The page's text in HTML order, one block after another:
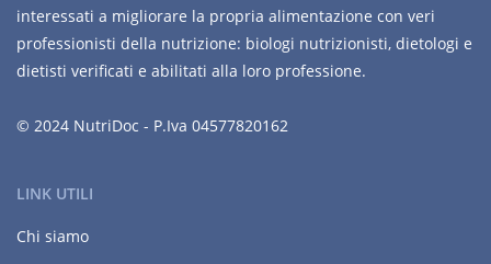
interessati a migliorare la propria alimentazione con veri
professionisti della nutrizione: biologi nutrizionisti, dietologi e
dietisti verificati e abilitati alla loro professione.
© 2024 NutriDoc - P.Iva 04577820162
LINK UTILI
Chi siamo